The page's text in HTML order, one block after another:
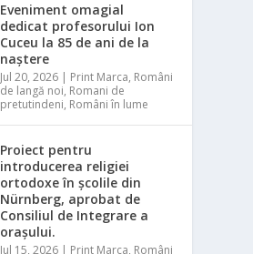
Eveniment omagial
dedicat profesorului Ion
Cuceu la 85 de ani de la
naștere
Jul 20, 2026 | Print Marca, Români
de langă noi, Romani de
pretutindeni, Români în lume
Proiect pentru
introducerea religiei
ortodoxe în școlile din
Nürnberg, aprobat de
Consiliul de Integrare a
orașului.
Jul 15, 2026 | Print Marca, Români